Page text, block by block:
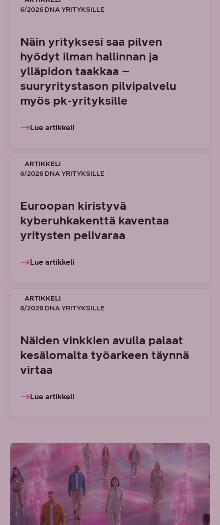
6/2026 DNA YRITYKSILLE
Näin yrityksesi saa pilven
hyödyt ilman hallinnan ja
ylläpidon taakkaa –
suuryritystason pilvipalvelu
myös pk-yrityksille
Lue artikkeli
ARTIKKELI
6/2026 DNA YRITYKSILLE
Euroopan kiristyvä
kyberuhkakenttä kaventaa
yritysten pelivaraa
Lue artikkeli
ARTIKKELI
6/2026 DNA YRITYKSILLE
Näiden vinkkien avulla palaat
kesälomalta työarkeen täynnä
virtaa
Lue artikkeli